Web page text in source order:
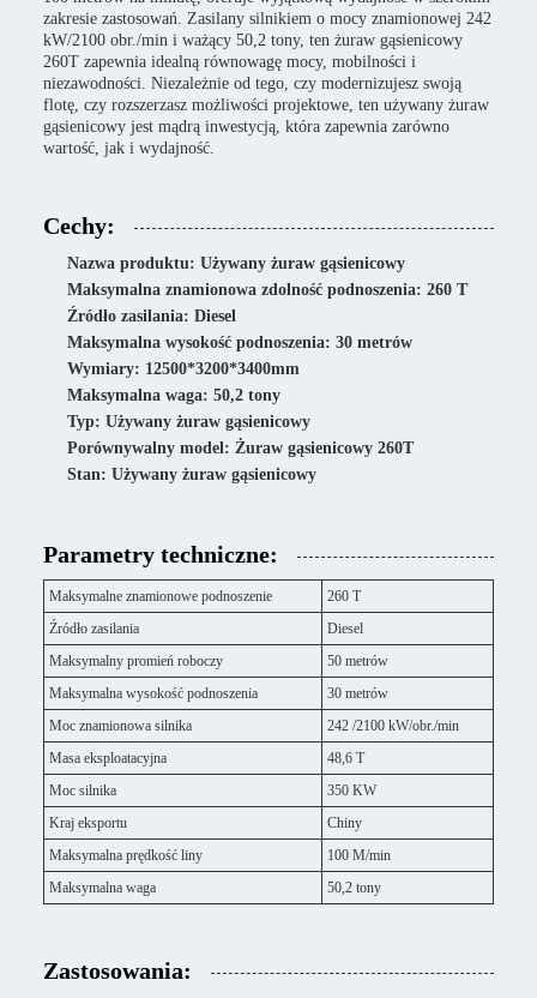
zakresie zastosowań. Zasilany silnikiem o mocy znamionowej 242
kW/2100 obr./min i ważący 50,2 tony, ten żuraw gąsienicowy
260T zapewnia idealną równowagę mocy, mobilności i
niezawodności. Niezależnie od tego, czy modernizujesz swoją
flotę, czy rozszerzasz możliwości projektowe, ten używany żuraw
gąsienicowy jest mądrą inwestycją, która zapewnia zarówno
wartość, jak i wydajność.
Cechy:
Nazwa produktu: Używany żuraw gąsienicowy
Maksymalna znamionowa zdolność podnoszenia: 260 T
Źródło zasilania: Diesel
Maksymalna wysokość podnoszenia: 30 metrów
Wymiary: 12500*3200*3400mm
Maksymalna waga: 50,2 tony
Typ: Używany żuraw gąsienicowy
Porównywalny model: Żuraw gąsienicowy 260T
Stan: Używany żuraw gąsienicowy
Parametry techniczne:
Maksymalne znamionowe podnoszenie
260 T
Źródło zasilania
Diesel
Maksymalny promień roboczy
50 metrów
Maksymalna wysokość podnoszenia
30 metrów
Moc znamionowa silnika
242 /2100 kW/obr./min
Masa eksploatacyjna
48,6 T
Moc silnika
350 KW
Kraj eksportu
Chiny
Maksymalna prędkość liny
100 M/min
Maksymalna waga
50,2 tony
Zastosowania: